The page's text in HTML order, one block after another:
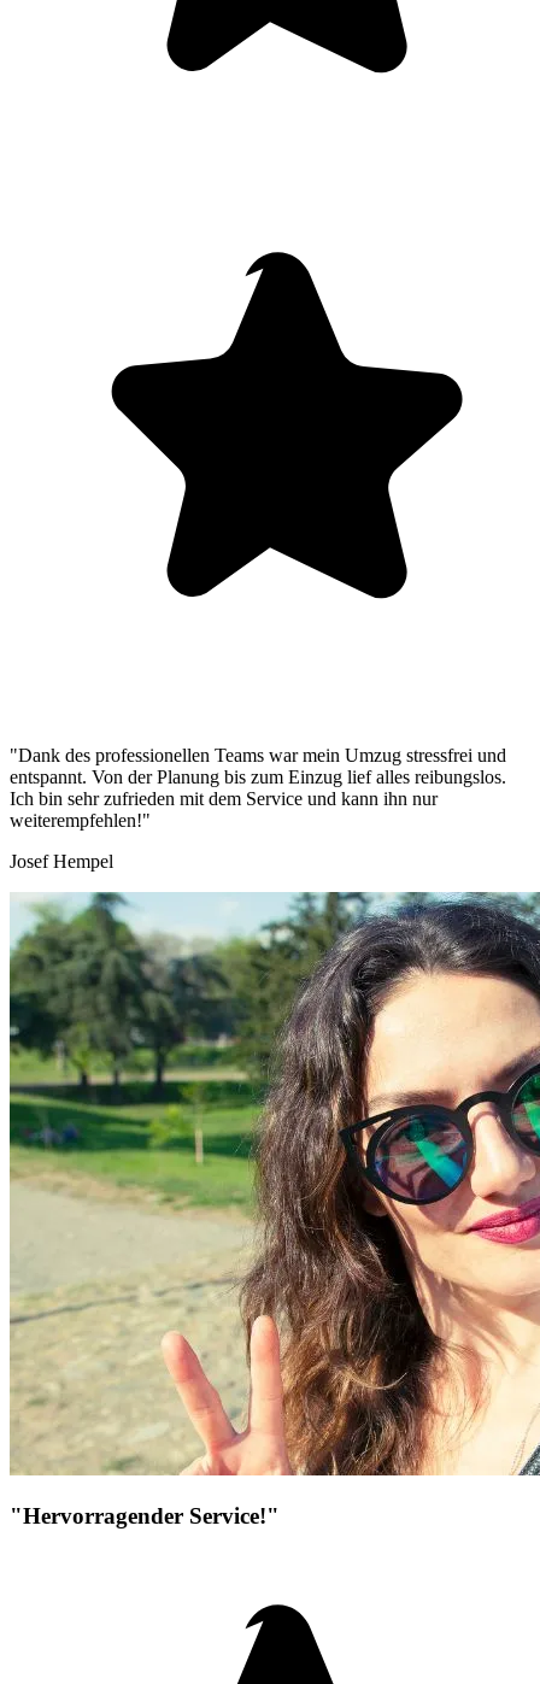
"Dank des professionellen Teams war mein Umzug stressfrei und
entspannt. Von der Planung bis zum Einzug lief alles reibungslos.
Ich bin sehr zufrieden mit dem Service und kann ihn nur
weiterempfehlen!"
Josef Hempel
"Hervorragender Service!"